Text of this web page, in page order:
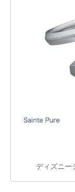
ディズニー